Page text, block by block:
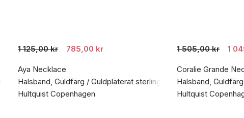
1 125,00 kr 785,00 kr
Aya Necklace
Halsband, Guldfärg / Guldpläterat sterlingsilver 925
Hultquist Copenhagen
1 505,00 kr 1
Coralie Grande
Halsband,
Hultquist